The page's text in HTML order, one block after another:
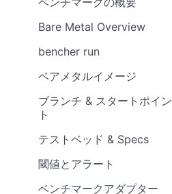
Bare Metal Overview
bencher run
ベアメタルイメージ
ブランチ & スタートポイン
ト
テストベッド & Specs
閾値とアラート
ベンチマークアダプター